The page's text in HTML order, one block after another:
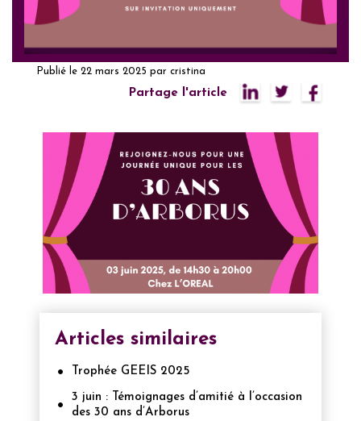
Publié le 22 mars 2025 par cristina
Partage l'article
Articles similaires
Trophée GEEIS 2025
3 juin : Témoignages d’amitié à l’occasion
des 30 ans d’Arborus